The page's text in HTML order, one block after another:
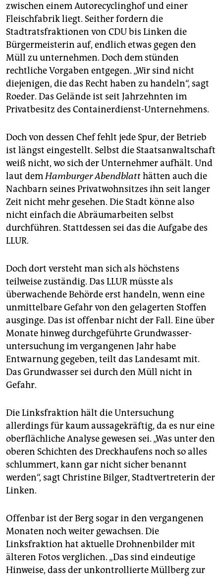
zwischen einem Autorecyclinghof und einer
Fleischfabrik liegt. Seither fordern die
Stadtratsfraktionen von CDU bis Linken die
Bürgermeisterin auf, endlich etwas gegen den
Müll zu unternehmen. Doch dem stünden
rechtliche Vorgaben entgegen. „Wir sind nicht
diejenigen, die das Recht haben zu handeln“, sagt
Roeder. Das Gelände ist seit Jahrzehnten im
Privatbesitz des Containerdienst-Unternehmens.
Doch von dessen Chef fehlt jede Spur, der Betrieb
ist längst eingestellt. Selbst die Staatsanwaltschaft
weiß nicht, wo sich der Unternehmer aufhält. Und
laut demHamburger Abendblatthätten auch die
Nachbarn seines Privatwohnsitzes ihn seit langer
Zeit nicht mehr gesehen. Die Stadt könne also
nicht einfach die Abräumarbeiten selbst
durchführen. Stattdessen sei das die Aufgabe des
LLUR.
Doch dort versteht man sich als höchstens
teilweise zuständig. Das LLUR müsste als
überwachende Behörde erst handeln, wenn eine
unmittelbare Gefahr von den gelagerten Stoffen
ausginge. Das ist offenbar nicht der Fall. Eine über
Monate hinweg durchgeführte Grundwasser­
untersuchung im vergangenen Jahr habe
Entwarnung gegeben, teilt das Landesamt mit.
Das Grundwasser sei durch den Müll nicht in
Gefahr.
Die Linksfraktion hält die Untersuchung
allerdings für kaum aussagekräftig, da es nur eine
oberflächliche Analyse gewesen sei. „Was unter den
oberen Schichten des Dreckhaufens noch so alles
schlummert, kann gar nicht sicher benannt
werden“, sagt Christine Bilger, Stadtvertreterin der
Linken.
Offenbar ist der Berg sogar in den vergangenen
Monaten noch weiter gewachsen. Die
Linksfraktion hat aktuelle Drohnenbilder mit
älteren Fotos verglichen. „Das sind eindeutige
Hinweise, dass der unkontrollierte Müllberg zur